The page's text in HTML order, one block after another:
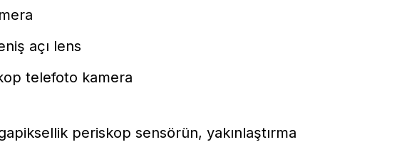
açı lens
telefoto kamera
periskop sensörün, yakınlaştırma